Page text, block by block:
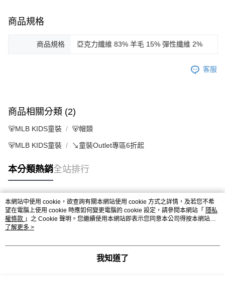
商品規格
商品規格 亞克力纖維 83% 羊毛 15% 彈性纖維 2%
客服
商品相關分類 (2)
🐻MLB KIDS童裝 🐻帽類
🐻MLB KIDS童裝 ↘️童裝Outlet專區6折起
本分類熱銷全站排行
熱門標籤
本網站中使用 cookie，欲查詢有關本網站使用 cookie 方式之詳情，及若您不希
望在電腦上使用 cookie 時應如何變更電腦的 cookie 設定，請參閱本網站「 隱私
權條款 」之 Cookie 聲明。您繼續使用本網站即表示您同意本公司得按本網站使
用條款之 Cookie 聲明使用 cookie。
了解更多 >
我知道了